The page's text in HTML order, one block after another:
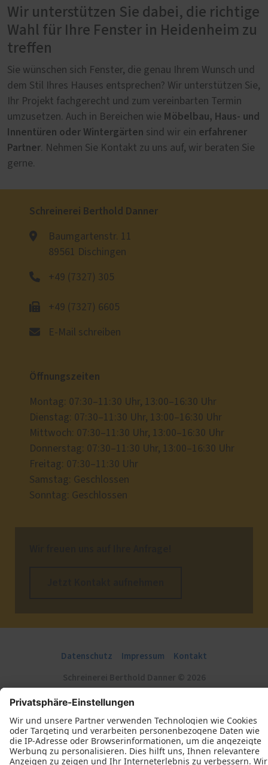
Wir unterstützen Sie dabei, die richtige
Wahl für Ihre Fenster in Heidenheim zu
treffen
Sie wünschen sich Fenster, die genau Ihrem Wunsch und
dem Stil Ihres Hauses entsprechen? Wir unterstützen Sie,
Ihr Projekt fachgerecht und zum vereinbarten Termin
umzusetzen. Auch in Bereichen wie Möbelbau, Haus- und
Innentüren oder Wintergärten sind wir ein erfahrener
Partner. Nehmen Sie Kontakt zu uns auf, wir beraten Sie
gerne.
Schreinerei Berthold Danner
Baumgartenstr. 11
89561 Dischingen
+49 (7327) 305
+49 (7327) 6605
E-Mail schreiben
Öffnungszeiten
Montag: 07:30–11:30 Uhr, 13:00–16:30 Uhr
Dienstag: 07:30–11:30 Uhr, 13:00–16:30 Uhr
Mittwoch: 07:30–11:30 Uhr, 13:00–16:30 Uhr
Donnerstag: 07:30–11:30 Uhr, 13:00–16:30 Uhr
Freitag: 07:30–11:30 Uhr
Samstag: Geschlossen
Sonntag: Geschlossen
Datenschutz Impressum
Kontakt
Schreinerei Berthold Danner © 2026